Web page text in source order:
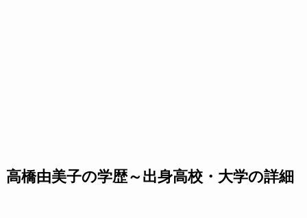
高橋由美子の学歴～出身高校・大学の詳細